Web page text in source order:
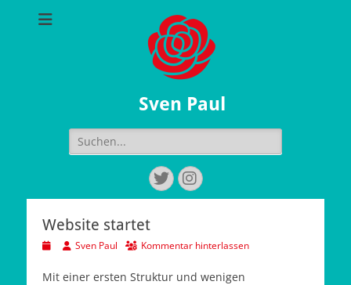
Sven Paul
Suchen
nach:
Twitter
Instagram
Website startet
Veröffentlicht
AutorSven Paul Kommentar hinterlassen
Mit einer ersten Struktur und wenigen